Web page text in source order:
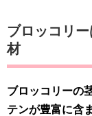
ブロッコリ
材
ブロッコリーの
テンが豊富に含